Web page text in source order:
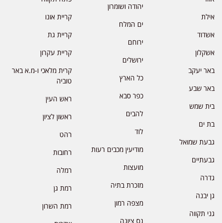
אילת
אשדוד
אשקלון
באר יעקב
באר שבע
בית שמש
בת ים
גבעת שמואל
גבעתיים
גדרה
גן יבנה
גני תקווה
יהודה ושומרון
ים המלח
ירוחם
ירושלים
כל הארץ
כפר סבא
להבים
לוד
מודיעין מכבים רעות
מועצות
מזכרת בתיה
מצפה רמון
נס ציונה
קריית אונו
קריית גת
קריית עקרון
קרית מלאכי ו-מ.א באר
טוביה
ראש העין
ראשון לציון
רהט
רחובות
רמלה
רמת גן
רמת השרון